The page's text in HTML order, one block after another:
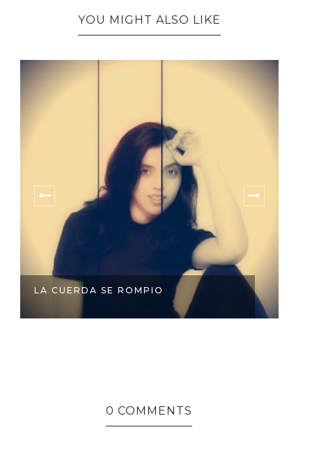
YOU MIGHT ALSO LIKE
LA CUERDA SE ROMPIO
0 COMMENTS